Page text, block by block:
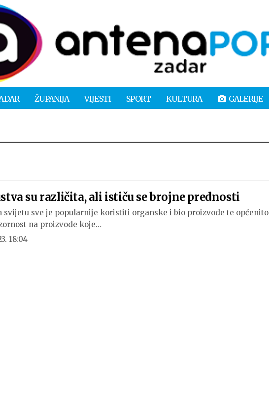
ŽUPANIJA VIJESTI SPORT KULTURA GALERIJE
su različita, ali ističu se brojne prednosti
svijetu sve je popularnije koristiti organske i bio proizvode te općenito
na proizvode koje…
18:04